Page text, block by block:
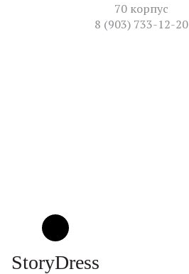
70 корпус
8 (903) 733-12-20
StoryDress